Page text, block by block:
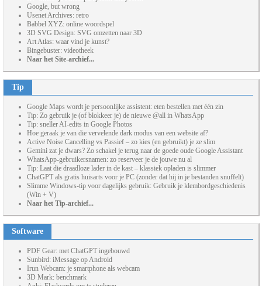
Google, but wrong
Usenet Archives: retro
Babbel XYZ: online woordspel
3D SVG Design: SVG omzetten naar 3D
Art Atlas: waar vind je kunst?
Bingebuster: videotheek
Naar het Site-archief...
Tip
Google Maps wordt je persoonlijke assistent: eten bestellen met één zin
Tip: Zo gebruik je (of blokkeer je) de nieuwe @all in WhatsApp
Tip: sneller AI-edits in Google Photos
Hoe geraak je van die vervelende dark modus van een website af?
Active Noise Cancelling vs Passief – zo kies (en gebruikt) je ze slim
Gemini zat je dwars? Zo schakel je terug naar de goede oude Google Assistant
WhatsApp-gebruikersnamen: zo reserveer je de jouwe nu al
Tip: Laat die draadloze lader in de kast – klassiek opladen is slimmer
ChatGPT als gratis huisarts voor je PC (zonder dat hij in je bestanden snuffelt)
Slimme Windows-tip voor dagelijks gebruik: Gebruik je klembordgeschiedenis
(Win + V)
Naar het Tip-archief...
Software
PDF Gear: met ChatGPT ingebouwd
Sunbird: iMessage op Android
Irun Webcam: je smartphone als webcam
3D Mark: benchmark